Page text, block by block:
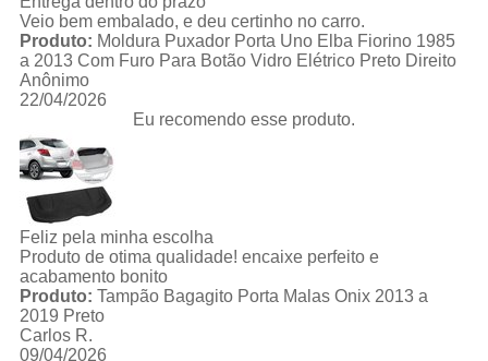
Veio bem embalado, e deu certinho no carro.
Produto: Moldura Puxador Porta Uno Elba Fiorino 1985
a 2013 Com Furo Para Botão Vidro Elétrico Preto Direito
Anônimo
22/04/2026
Eu recomendo esse produto.
Feliz pela minha escolha
Produto de otima qualidade! encaixe perfeito e
acabamento bonito
Produto: Tampão Bagagito Porta Malas Onix 2013 a
2019 Preto
Carlos R.
09/04/2026